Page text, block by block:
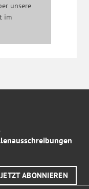
unsere
im
JETZT ABONNIEREN